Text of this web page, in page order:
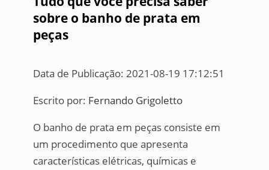
sobre o banho de prata em
peças
Data de Publicação: 2021-08-19 17:12:51
Escrito por: Fernando Grigoletto
O banho de prata em peças consiste em
um procedimento que apresenta
características elétricas, químicas e